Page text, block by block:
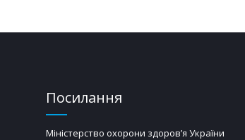
Посилання
Міністерство охорони здоров’я України